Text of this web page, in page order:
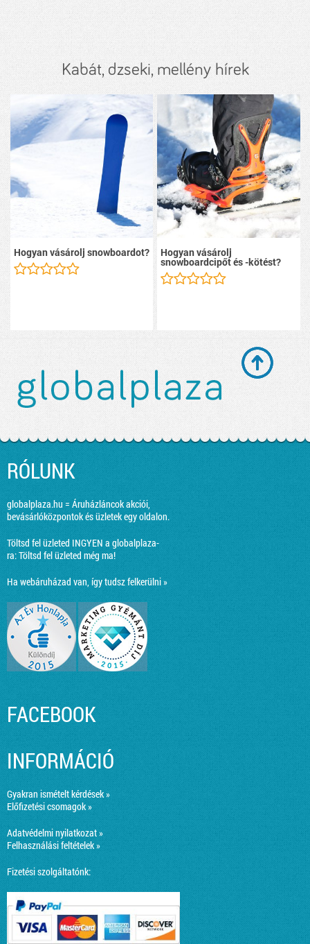
Kabát, dzseki, mellény hírek
Hogyan vásárolj snowboardot? Hogyan vásárolj
snowboardcipőt és -kötést?
RÓLUNK
globalplaza.hu = Áruházláncok akciói,
bevásárlóközpontok és üzletek egy oldalon.
Töltsd fel üzleted INGYEN a globalplaza-
ra:Töltsd fel üzleted még ma!
Ha webáruházad van, így tudsz felkerülni »
FACEBOOK
INFORMÁCIÓ
Gyakran ismételt kérdések »
Előfizetési csomagok »
Adatvédelmi nyilatkozat »
Felhasználási feltételek »
Fizetési szolgáltatónk: